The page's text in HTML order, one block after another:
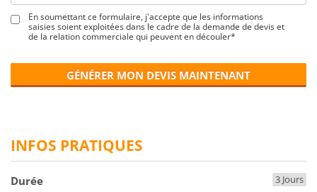
En soumettant ce formulaire, j'accepte que les informations
saisies soient exploitées dans le cadre de la demande de devis et
de la relation commerciale qui peuvent en découler*
GÉNÉRER MON DEVIS MAINTENANT
INFOS PRATIQUES
Durée 3 Jours